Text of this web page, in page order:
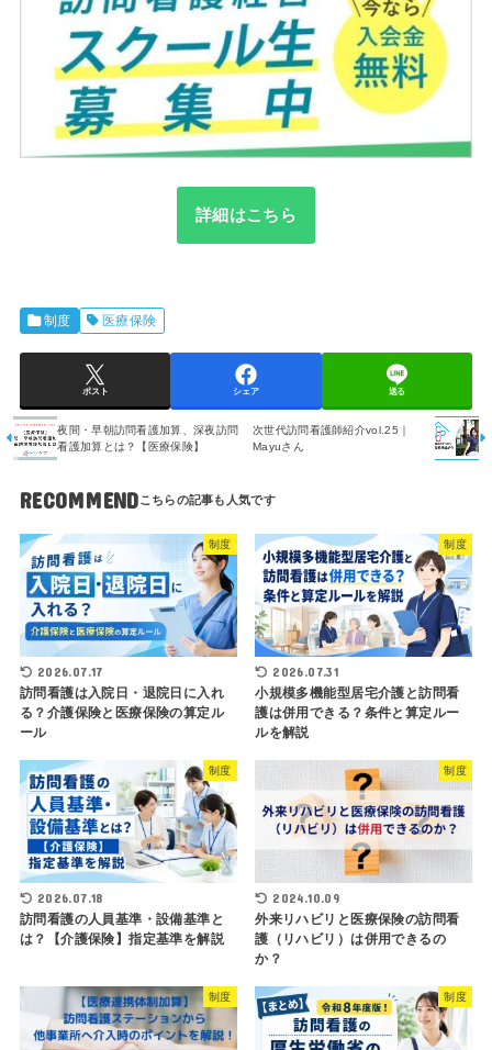
詳細はこちら
制度 医療保険
ポスト シェア 送る
夜間・早朝訪問看護加算、深夜訪問
看護加算とは？【医療保険】
次世代訪問看護師紹介vol.25｜
Mayuさん
RECOMMEND
制度
2026.07.17
訪問看護は入院日・退院日に入れ
る？介護保険と医療保険の算定ル
ール
制度
2026.07.31
小規模多機能型居宅介護と訪問看
護は併用できる？条件と算定ルー
ルを解説
制度
2026.07.18
訪問看護の人員基準・設備基準と
は？【介護保険】指定基準を解説
制度
2024.10.09
外来リハビリと医療保険の訪問看
護（リハビリ）は併用できるの
か？
制度 制度